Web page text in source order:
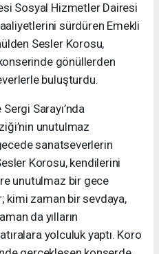
Sosyal Hizmetler Dairesi
sürdüren Emekli
Sesler Korosu,
gönüllerden
buluşturdu.
Sarayı’nda
unutulmaz
sanatseverlerin
Korosu, kendilerini
unutulmaz bir gece
kimi zaman bir sevdaya,
da yılların
yolculuk yaptı. Koro